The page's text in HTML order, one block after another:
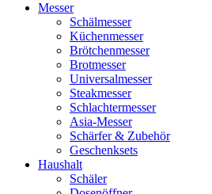
Messer
Schälmesser
Küchenmesser
Brötchenmesser
Brotmesser
Universalmesser
Steakmesser
Schlachtermesser
Asia-Messer
Schärfer & Zubehör
Geschenksets
Haushalt
Schäler